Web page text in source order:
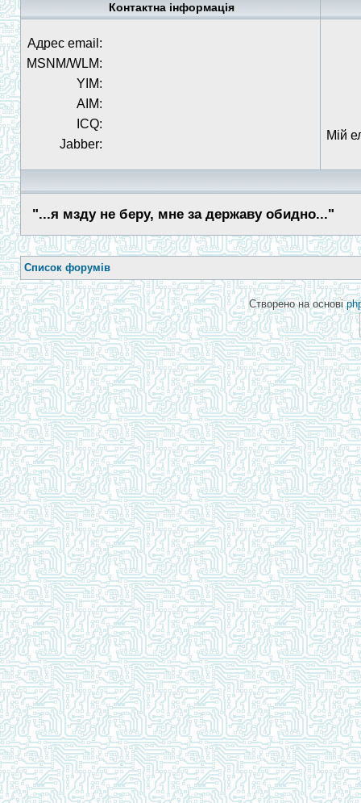
Контактна інформація
Адрес email:
MSNM/WLM:
YIM:
AIM:
ICQ:
Jabber:
Мій
"...я мзду не беру, мне за державу обидно..."
Список форумів
Створено на основі